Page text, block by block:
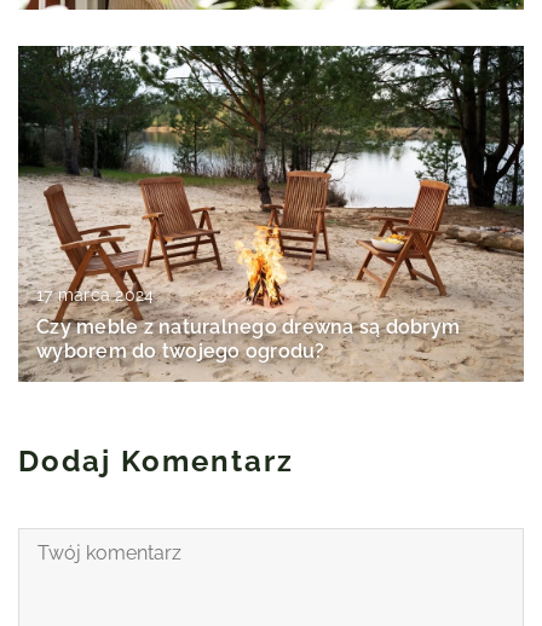
17 marca 2024
Czy meble z naturalnego drewna są dobrym
wyborem do twojego ogrodu?
Dodaj Komentarz